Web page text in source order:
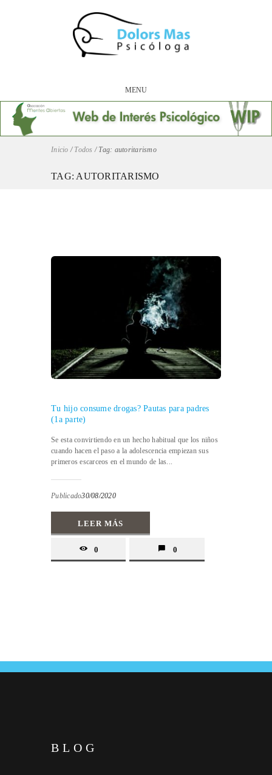
MENU
Inicio / Todos / Tag: autoritarismo
TAG: AUTORITARISMO
Tu hijo consume drogas? Pautas para padres
(1a parte)
Se esta convirtiendo en un hecho habitual que los niños
cuando hacen el paso a la adolescencia empiezan sus
primeros escarceos en el mundo de las...
Publicado30/08/2020
LEER MÁS
0 0
BLOG